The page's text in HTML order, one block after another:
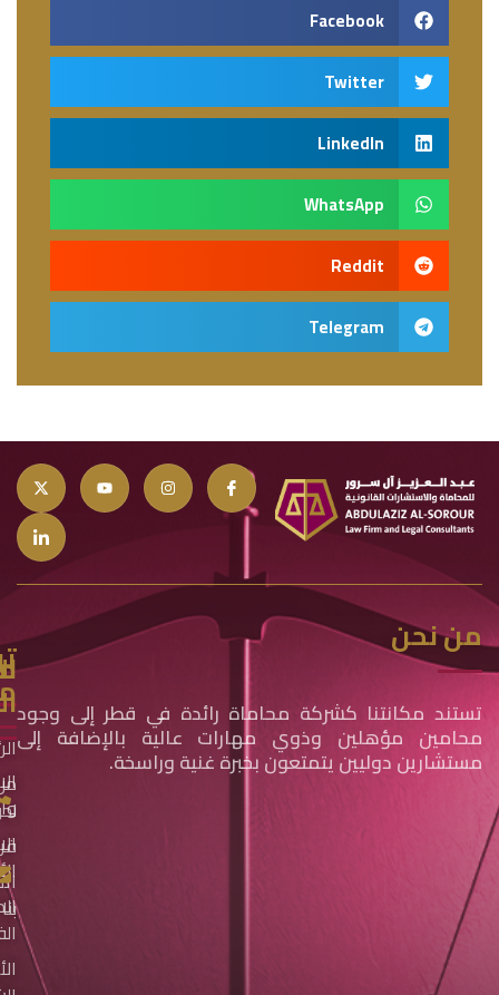
Facebook
Twitter
LinkedIn
WhatsApp
Reddit
Telegram
من نحن
تستند مكانتنا كشركة محاماة رائدة في قطر إلى وجود
محامين مؤهلين وذوي مهارات عالية بالإضافة إلى
مستشارين دوليين يتمتعون بخبرة غنية وراسخة.
بنا